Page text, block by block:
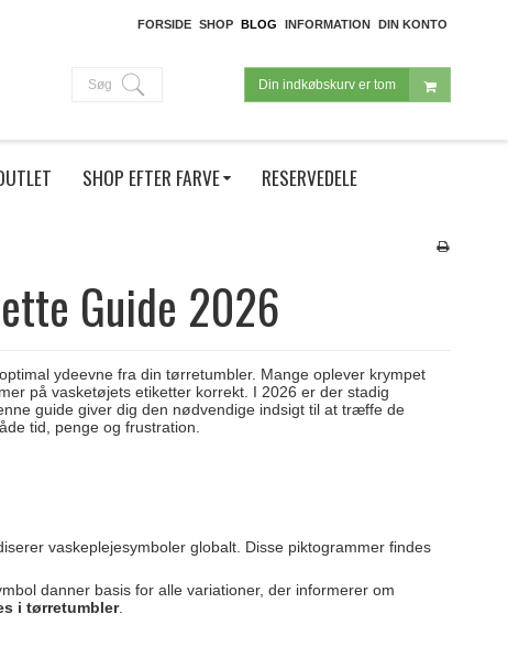
FORSIDE SHOP BLOG INFORMATION DIN KONTO
Din indkøbskurv er tom
Søg
SHOP EFTER FARVE RESERVEDELE
Guide 2026
ydeevne fra din tørretumbler. Mange oplever krympet
på vasketøjets etiketter korrekt. I 2026 er der stadig
guide giver dig den nødvendige indsigt til at træffe de
tid, penge og frustration.
vaskeplejesymboler globalt. Disse piktogrammer findes
danner basis for alle variationer, der informerer om
i tørretumbler.